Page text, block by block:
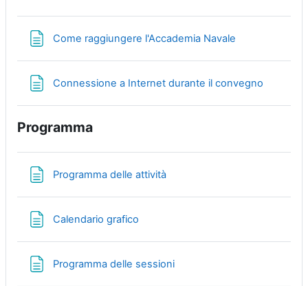
Come raggiungere l'Accademia Navale
Connessione a Internet durante il convegno
Programma
Programma delle attivitàPage
Calendario grafico
Programma delle sessioniPage